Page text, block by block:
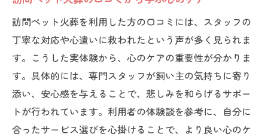
訪問ペット火葬を利用した方の口コミには、スタッフの
丁寧な対応や心遣いに救われたという声が多く見られま
す。こうした実体験から、心のケアの重要性が分かりま
す。具体的には、専門スタッフが飼い主の気持ちに寄り
添い、安心感を与えることで、悲しみを和らげるサポー
トが行われています。利用者の体験談を参考に、自分に
合ったサービス選びを心掛けることで、より良い心のケ